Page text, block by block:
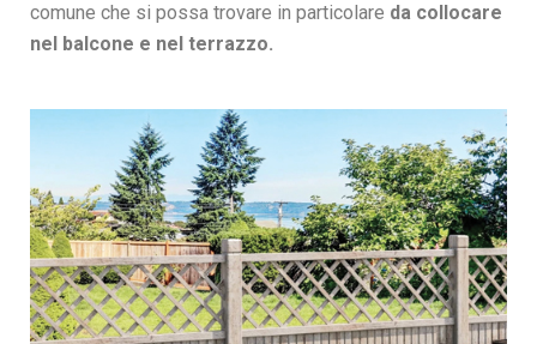
comune che si possa trovare in particolare da collocare
nel balcone e nel terrazzo.